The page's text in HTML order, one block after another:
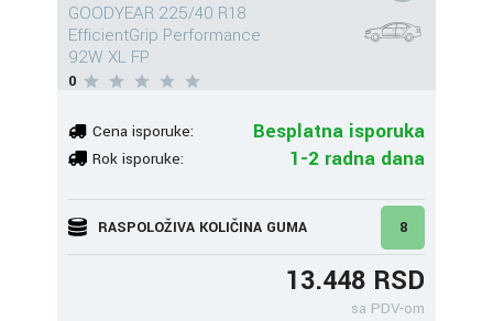
GOODYEAR 225/40 R18
EfficientGrip Performance
92W XL FP
0
Cena isporuke: Besplatna isporuka
Rok isporuke: 1-2 radna dana
RASPOLOŽIVA KOLIČINA GUMA 8
13.448 RSD
sa PDV-om